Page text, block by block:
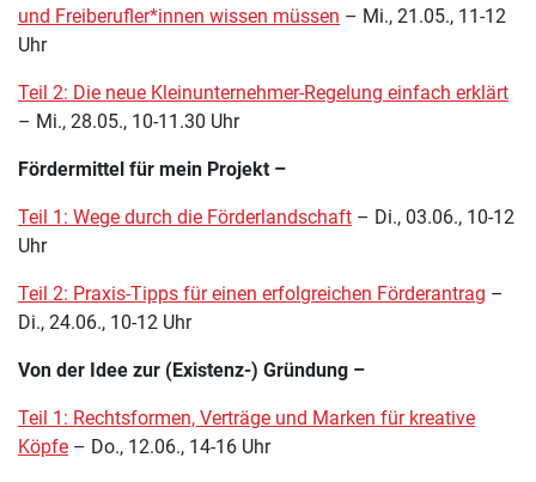
und Freiberufler*innen wissen müssen – Mi., 21.05., 11-12
Uhr
Teil 2: Die neue Kleinunternehmer-Regelung einfach erklärt
– Mi., 28.05., 10-11.30 Uhr
Fördermittel für mein Projekt –
Teil 1: Wege durch die Förderlandschaft – Di., 03.06., 10-12
Uhr
Teil 2: Praxis-Tipps für einen erfolgreichen Förderantrag –
Di., 24.06., 10-12 Uhr
Von der Idee zur (Existenz-) Gründung –
Teil 1: Rechtsformen, Verträge und Marken für kreative
Köpfe – Do., 12.06., 14-16 Uhr